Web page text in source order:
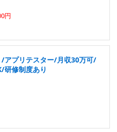
円
/アプリテスター/月収30万可/
研修制度あり